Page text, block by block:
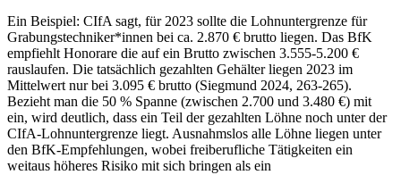
Ein Beispiel: CIfA sagt, für 2023 sollte die Lohnuntergrenze für
Grabungstechniker*innen bei ca. 2.870 € brutto liegen. Das BfK
empfiehlt Honorare die auf ein Brutto zwischen 3.555-5.200 €
rauslaufen. Die tatsächlich gezahlten Gehälter liegen 2023 im
Mittelwert nur bei 3.095 € brutto (Siegmund 2024, 263-265).
Bezieht man die 50 % Spanne (zwischen 2.700 und 3.480 €) mit
ein, wird deutlich, dass ein Teil der gezahlten Löhne noch unter der
CIfA-Lohnuntergrenze liegt. Ausnahmslos alle Löhne liegen unter
den BfK-Empfehlungen, wobei freiberufliche Tätigkeiten ein
weitaus höheres Risiko mit sich bringen als ein